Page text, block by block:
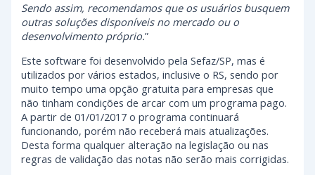
Sendo assim, recomendamos que os usuários busquem
outras soluções disponíveis no mercado ou o
desenvolvimento próprio.”
Este software foi desenvolvido pela Sefaz/SP, mas é
utilizados por vários estados, inclusive o RS, sendo por
muito tempo uma opção gratuita para empresas que
não tinham condições de arcar com um programa pago.
A partir de 01/01/2017 o programa continuará
funcionando, porém não receberá mais atualizações.
Desta forma qualquer alteração na legislação ou nas
regras de validação das notas não serão mais corrigidas.